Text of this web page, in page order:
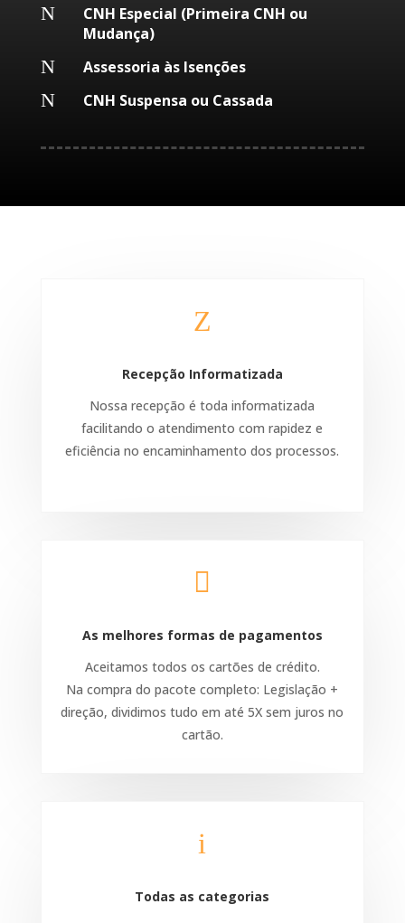
N
CNH Especial (Primeira CNH ou
Mudança)
N Assessoria às Isenções
N CNH Suspensa ou Cassada
Z
Recepção Informatizada
Nossa recepção é toda informatizada
facilitando o atendimento com rapidez e
eficiência no encaminhamento dos processos.

As melhores formas de pagamentos
Aceitamos todos os cartões de crédito.
Na compra do pacote completo: Legislação +
direção, dividimos tudo em até 5X sem juros no
cartão.
i
Todas as categorias